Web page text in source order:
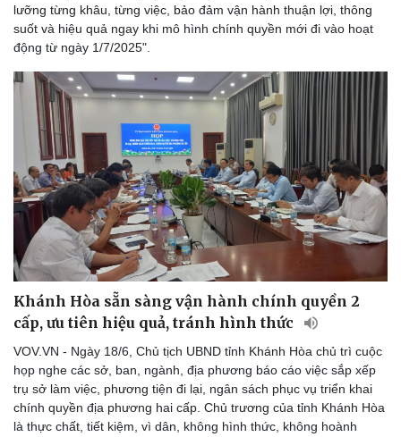
lưỡng từng khâu, từng việc, bảo đảm vận hành thuận lợi, thông
suốt và hiệu quả ngay khi mô hình chính quyền mới đi vào hoạt
động từ ngày 1/7/2025".
Khánh Hòa sẵn sàng vận hành chính quyền 2
cấp, ưu tiên hiệu quả, tránh hình thức
VOV.VN - Ngày 18/6, Chủ tịch UBND tỉnh Khánh Hòa chủ trì cuộc
họp nghe các sở, ban, ngành, địa phương báo cáo việc sắp xếp
trụ sở làm việc, phương tiện đi lại, ngân sách phục vụ triển khai
chính quyền địa phương hai cấp. Chủ trương của tỉnh Khánh Hòa
là thực chất, tiết kiệm, vì dân, không hình thức, không hoành